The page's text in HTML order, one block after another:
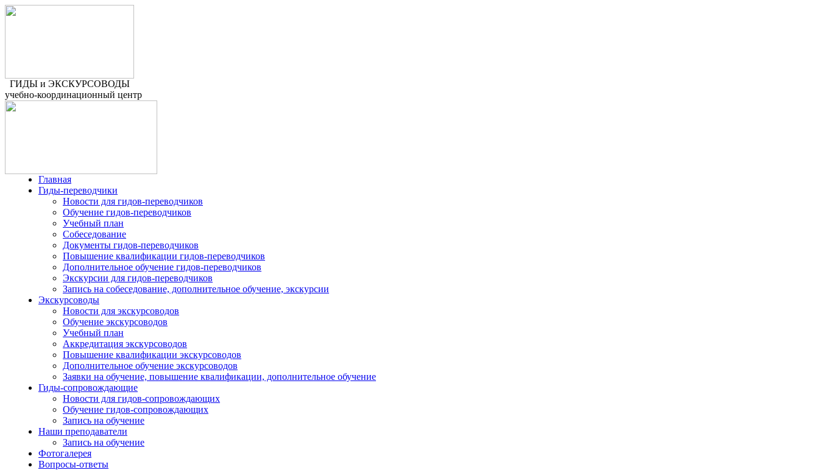
ГИДЫ и ЭКСКУРСОВОДЫ
учебно-координационный центр
Главная
Гиды-переводчики
Новости для гидов-переводчиков
Обучение гидов-переводчиков
Учебный план
Собеседование
Документы гидов-переводчиков
Повышение квалификации гидов-переводчиков
Дополнительное обучение гидов-переводчиков
Экскурсии для гидов-переводчиков
Запись на собеседование, дополнительное обучение, экскурсии
Экскурсоводы
Новости для экскурсоводов
Обучение экскурсоводов
Учебный план
Аккредитация экскурсоводов
Повышение квалификации экскурсоводов
Дополнительное обучение экскурсоводов
Заявки на обучение, повышение квалификации, дополнительное обучение
Гиды-сопровождающие
Новости для гидов-сопровождающих
Обучение гидов-сопровождающих
Запись на обучение
Наши преподаватели
Запись на обучение
Фотогалерея
Вопросы-ответы